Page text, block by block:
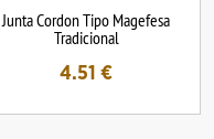
Junta Cordon Tipo Magefesa
Tradicional
4.51 €